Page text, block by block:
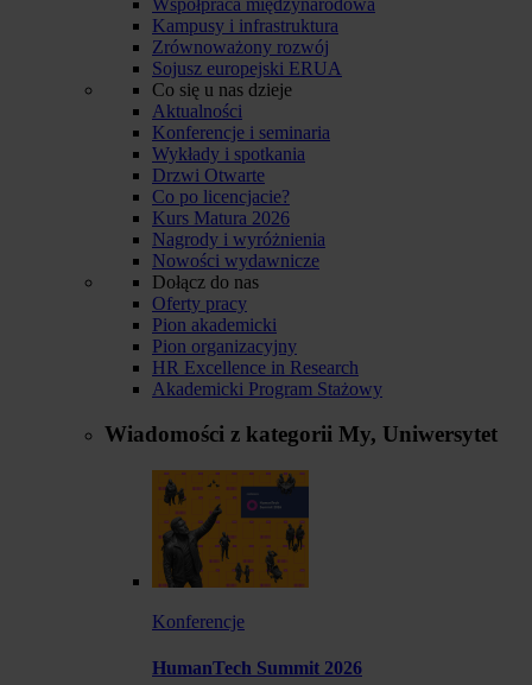
Kampusy i infrastruktura
Zrównoważony rozwój
Sojusz europejski ERUA
Co się u nas dzieje
Aktualności
Konferencje i seminaria
Wykłady i spotkania
Drzwi Otwarte
Co po licencjacie?
Kurs Matura 2026
Nagrody i wyróżnienia
Nowości wydawnicze
Dołącz do nas
Oferty pracy
Pion akademicki
Pion organizacyjny
HR Excellence in Research
Akademicki Program Stażowy
Wiadomości z kategorii My, Uniwersytet
Konferencje
HumanTech Summit 2026